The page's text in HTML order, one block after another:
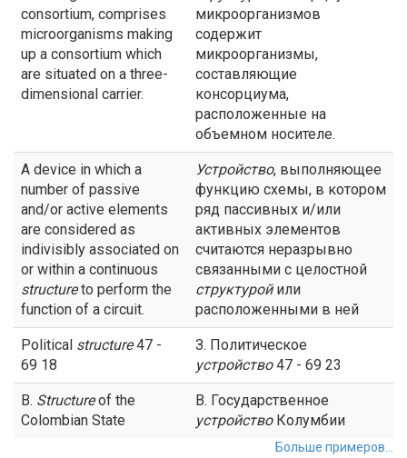
consortium, comprises
microorganisms making
up a consortium which
are situated on a three-
dimensional carrier.
микроорганизмов
содержит
микроорганизмы,
составляющие
консорциума,
расположенные на
объемном носителе.
A device in which a
number of passive
and/or active elements
are considered as
indivisibly associated on
or within a continuous
structureto perform the
function of a circuit.
Устройство, выполняющее
функцию схемы, в котором
ряд пассивных и/или
активных элементов
считаются неразрывно
связанными с целостной
структуройили
расположенными в ней
Political structure47 -
69 18
З. Политическое
устройство47 - 69 23
B. Structureof the
Colombian State
В. Государственное
устройствоКолумбии
Больше примеров...